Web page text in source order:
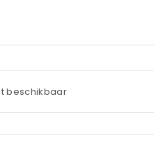
beschikbaar